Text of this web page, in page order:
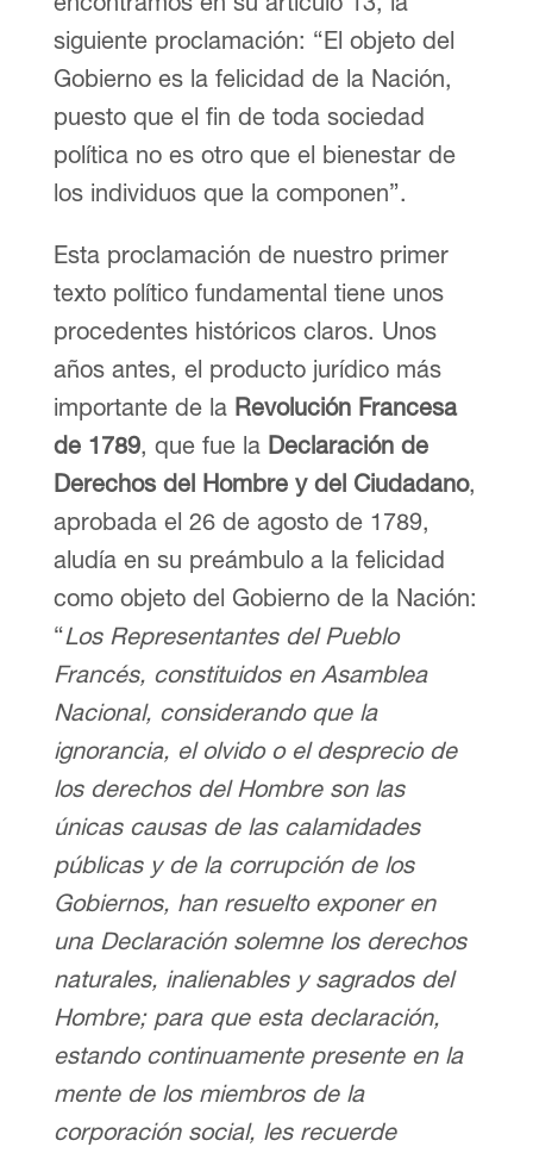
siguiente proclamación: “El objeto del
Gobierno es la felicidad de la Nación,
puesto que el fin de toda sociedad
política no es otro que el bienestar de
los individuos que la componen”.
Esta proclamación de nuestro primer
texto político fundamental tiene unos
procedentes históricos claros. Unos
años antes, el producto jurídico más
importante de la Revolución Francesa
de 1789, que fue la Declaración de
Derechos del Hombre y del Ciudadano,
aprobada el 26 de agosto de 1789,
aludía en su preámbulo a la felicidad
como objeto del Gobierno de la Nación:
“Los Representantes del Pueblo
Francés, constituidos en Asamblea
Nacional, considerando que la
ignorancia, el olvido o el desprecio de
los derechos del Hombre son las
únicas causas de las calamidades
públicas y de la corrupción de los
Gobiernos, han resuelto exponer en
una Declaración solemne los derechos
naturales, inalienables y sagrados del
Hombre; para que esta declaración,
estando continuamente presente en la
mente de los miembros de la
corporación social, les recuerde